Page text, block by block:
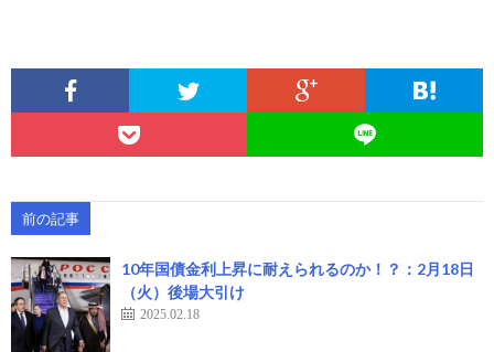
前の記事
10年国債金利上昇に耐えられるのか！？：2月18日
（火）後場大引け
2025.02.18